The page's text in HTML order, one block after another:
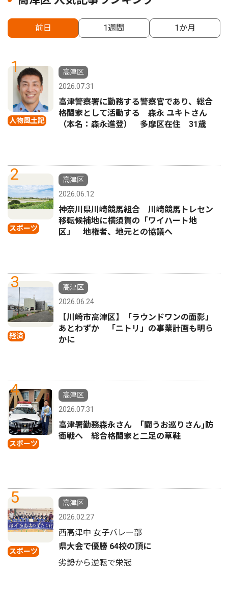
前日 1週間 1か月
1
人物風土記
高津区
2026.07.31
高津警察署に勤務する警察官であり、総合
格闘家として活動する 森永 ユキトさん
（本名：森永進登） 多摩区在住 31歳
2
スポーツ
高津区
2026.06.12
神奈川県川崎競馬組合 川崎競馬トレセン
移転候補地に横須賀の「ワイハート地
区」 地権者、地元との協議へ
3
経済
高津区
2026.06.24
【川崎市高津区】「ラウンドワンの面影」
あとわずか 「ニトリ」の事業計画も明ら
かに
4
スポーツ
高津区
2026.07.31
高津署勤務森永さん ｢闘うお巡りさん｣防
衛戦へ 総合格闘家と二足の草鞋
5
スポーツ
高津区
2026.02.27
西高津中 女子バレー部
県大会で優勝 64校の頂に
劣勢から逆転で栄冠